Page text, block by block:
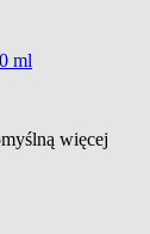
ml
więcej